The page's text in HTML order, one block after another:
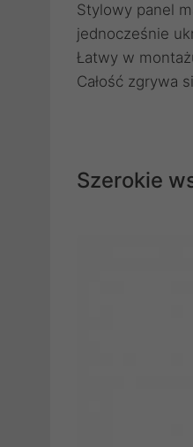
Stylowy panel
jednocześnie
Łatwy w
Całość zgrywa
Szerokie